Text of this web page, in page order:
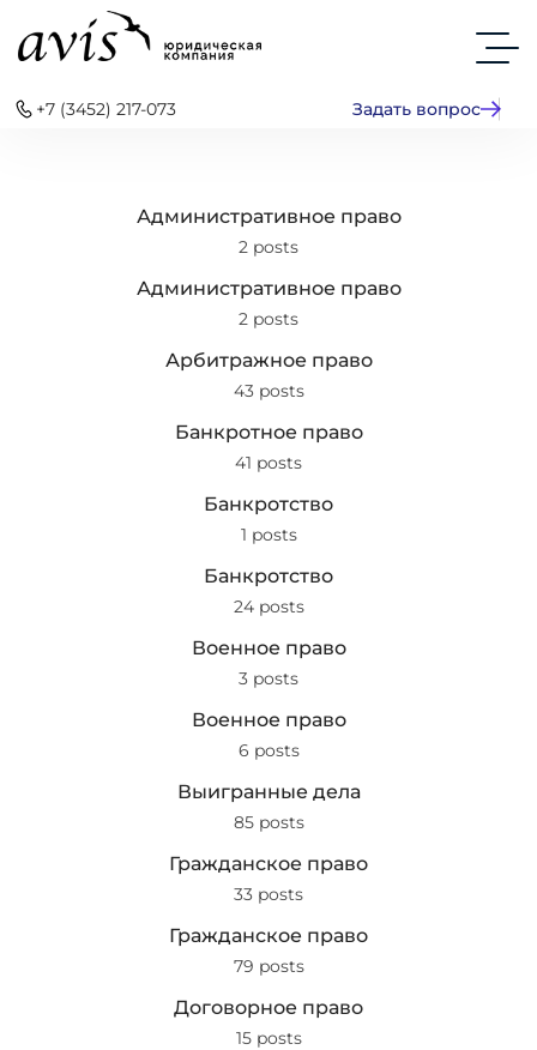
+7 (3452) 217-073 Задать вопрос
Административное право
2 posts
Административное право
2 posts
Арбитражное право
43 posts
Банкротное право
41 posts
Банкротство
1 posts
Банкротство
24 posts
Военное право
3 posts
Военное право
6 posts
Выигранные дела
85 posts
Гражданское право
33 posts
Гражданское право
79 posts
Договорное право
15 posts